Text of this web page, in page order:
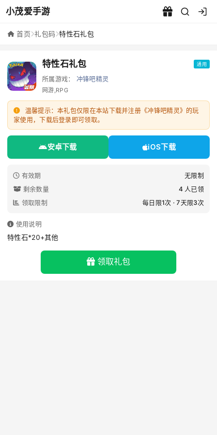
小茂爱手游
特性石礼包 - 小茂爱手游
首页 礼包码 特性石礼包
特性石礼包 通用
所属游戏： 冲锋吧精灵
网游,RPG
温馨提示：本礼包仅限在本站下载并注册《冲锋吧精灵》的玩
家使用，下载后登录即可领取。
安卓下载 iOS下载
有效期
无限制
剩余数量
4 人已领
领取限制
每日限1次 · 7天限3次
使用说明
特性石*20+其他
领取礼包